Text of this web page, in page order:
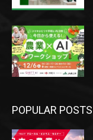
POPULAR POSTS